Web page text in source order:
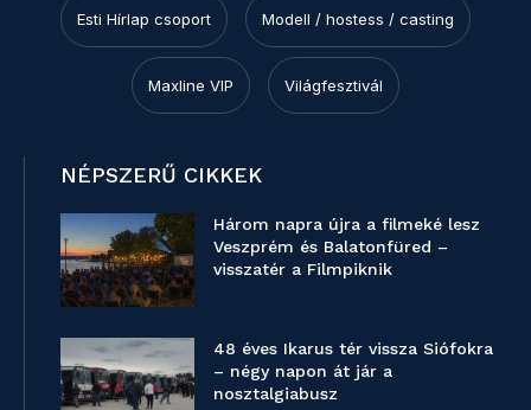
Esti Hírlap csoport Modell / hostess / casting
Maxline VIP Világfesztivál
NÉPSZERŰ CIKKEK
Három napra újra a filmeké lesz
Veszprém és Balatonfüred –
visszatér a Filmpiknik
48 éves Ikarus tér vissza Siófokra
– négy napon át jár a
nosztalgiabusz